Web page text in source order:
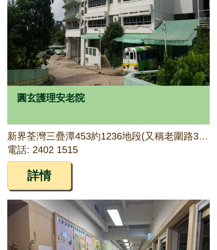
圓玄護理安老院
新界荃灣三疊潭453約1236地段(又稱老圍路33號)
電話: 2402 1515
詳情